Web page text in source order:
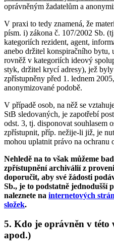
oprávněným žadatelům a
V praxi to tedy znamená, že
písm. i) zákona č. 107/2002 Sb.
kategoriích rezident, agent,
anebo držitel konspiračního bytu,
rovněž v kategoriích ideový
styk, držitel krycí adresy), jež
zpřístupněny před 1. lednem
anonymizované podobě.
V případě osob, na něž se
StB sledovaných, je zapotřebí
odst. 3, tj. disponovat souhlasem
zpřístupnit, příp. nežije-li již, je
mohou uplatnit právo na ochranu
Nehledě na to však můžeme
zpřístupnění archiválií z
doporučit, aby své žádosti
Sb., je to podstatně jednodušší
naleznete na internetových
složek.
5. Kdo je oprávněn v této
apod.)